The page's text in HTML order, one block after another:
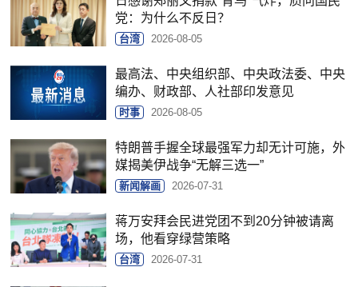
党：为什么不反日？
台湾 2026-08-05
最高法、中央组织部、中央政法委、中央
编办、财政部、人社部印发意见
时事 2026-08-05
特朗普手握全球最强军力却无计可施，外
媒揭美伊战争“无解三选一”
新闻解画 2026-07-31
蒋万安拜会民进党团不到20分钟被请离
场，他看穿绿营策略
台湾 2026-07-31